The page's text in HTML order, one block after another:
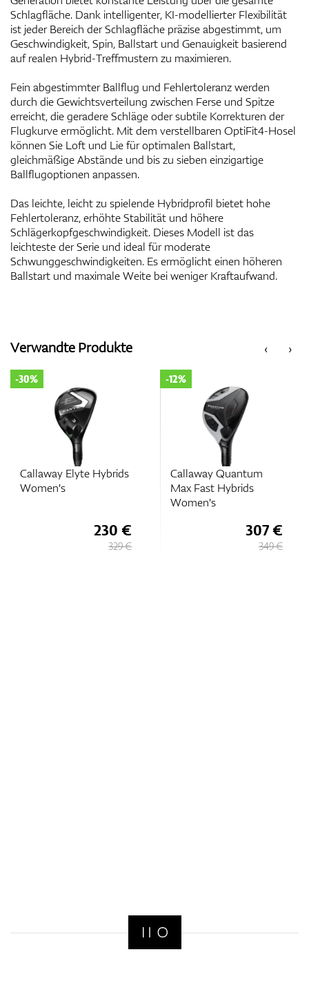
Schlagfläche. Dank intelligenter, KI-modellierter Flexibilität
ist jeder Bereich der Schlagfläche präzise abgestimmt, um
Geschwindigkeit, Spin, Ballstart und Genauigkeit basierend
auf realen Hybrid-Treffmustern zu maximieren.
Fein abgestimmter Ballflug und Fehlertoleranz werden
durch die Gewichtsverteilung zwischen Ferse und Spitze
erreicht, die geradere Schläge oder subtile Korrekturen der
Flugkurve ermöglicht. Mit dem verstellbaren OptiFit4-Hosel
können Sie Loft und Lie für optimalen Ballstart,
gleichmäßige Abstände und bis zu sieben einzigartige
Ballflugoptionen anpassen.
Das leichte, leicht zu spielende Hybridprofil bietet hohe
Fehlertoleranz, erhöhte Stabilität und höhere
Schlägerkopfgeschwindigkeit. Dieses Modell ist das
leichteste der Serie und ideal für moderate
Schwunggeschwindigkeiten. Es ermöglicht einen höheren
Ballstart und maximale Weite bei weniger Kraftaufwand.
‹
Verwandte Produkte ›
Callaway Elyte Hybrids
Women's
-30%
230 €
329 €
Callaway Quantum
Max Fast Hybrids
Women's
-12%
307 €
349 €